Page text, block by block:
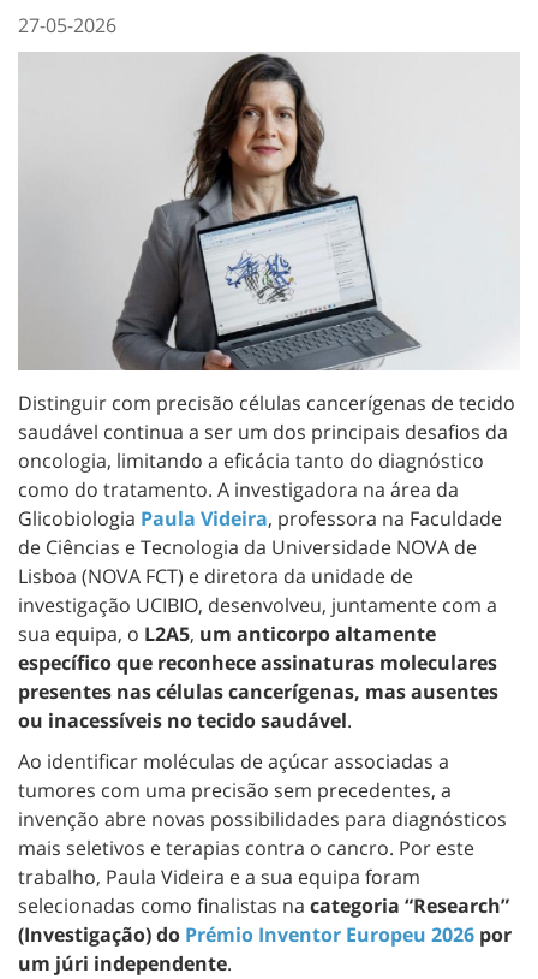
27-05-2026
Distinguir com precisão células cancerígenas de tecido
saudável continua a ser um dos principais desafios da
oncologia, limitando a eficácia tanto do diagnóstico
como do tratamento. A investigadora na área da
Glicobiologia Paula Videira, professora na Faculdade
de Ciências e Tecnologia da Universidade NOVA de
Lisboa (NOVA FCT) e diretora da unidade de
investigação UCIBIO, desenvolveu, juntamente com a
sua equipa, o L2A5, um anticorpo altamente
específico que reconhece assinaturas moleculares
presentes nas células cancerígenas, mas ausentes
ou inacessíveis no tecido saudável.
Ao identificar moléculas de açúcar associadas a
tumores com uma precisão sem precedentes, a
invenção abre novas possibilidades para diagnósticos
mais seletivos e terapias contra o cancro. Por este
trabalho, Paula Videira e a sua equipa foram
selecionadas como finalistas na categoria “Research”
(Investigação) do Prémio Inventor Europeu 2026 por
um júri independente.